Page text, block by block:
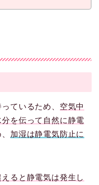
ているため、 空気中
を伝って自然に静電
加湿は静電気防止に
ると静電気は発生し